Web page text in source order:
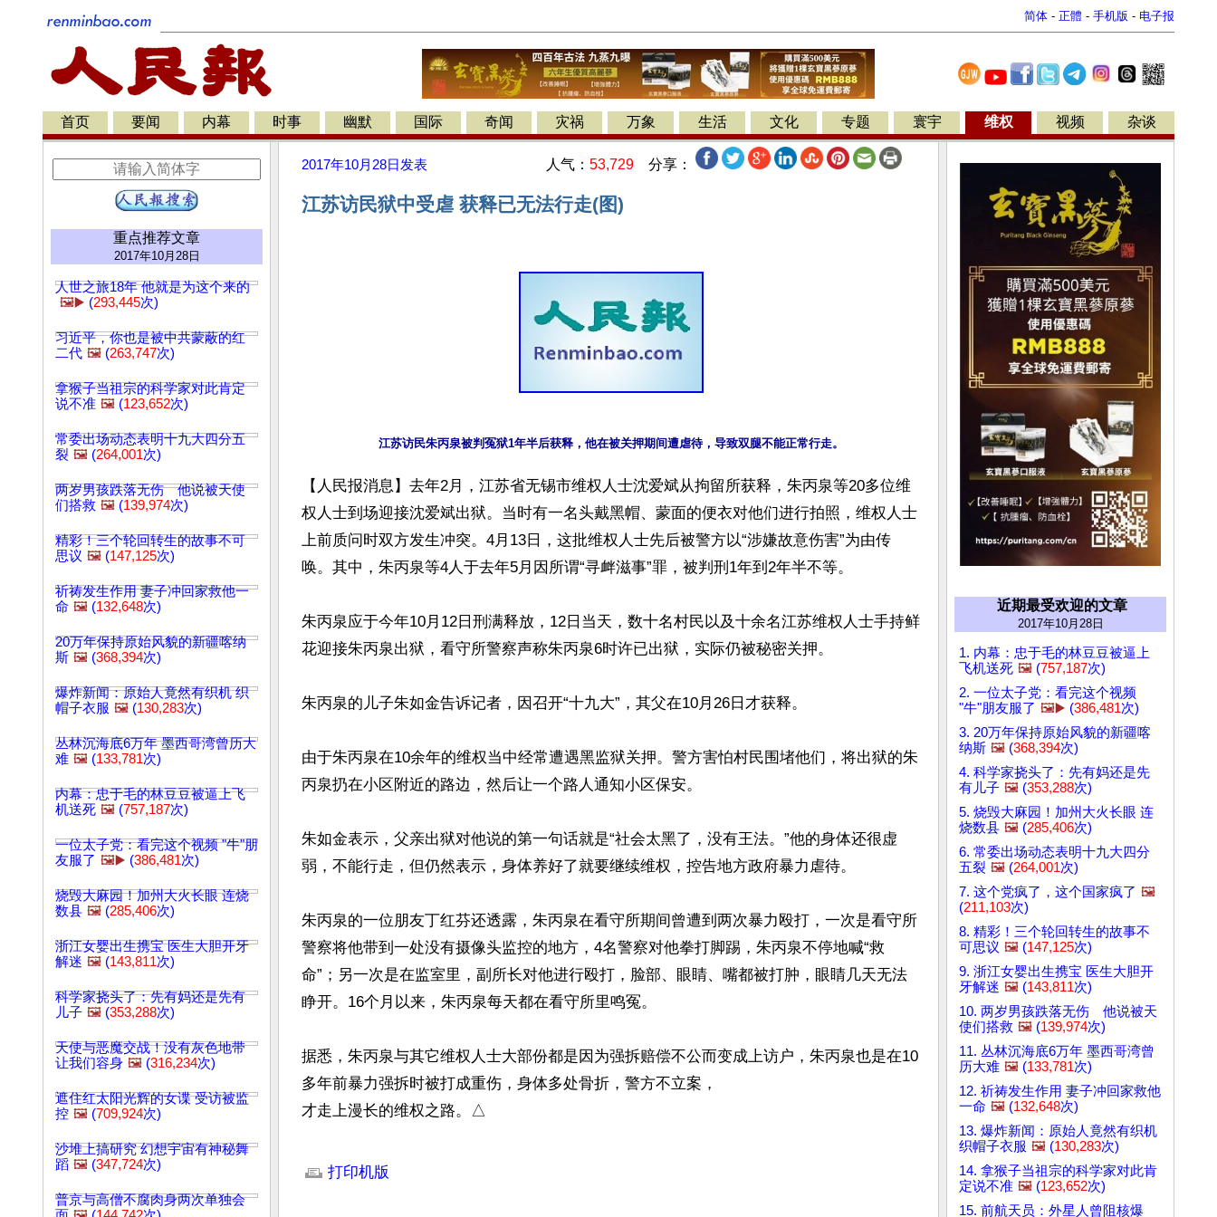
简体 - 正體 - 手机版 - 电子报
首页 要闻 内幕 时事 幽默 国际 奇闻 灾祸 万象 生活 文化 专题 寰宇 维权 视频 杂谈
重点推荐文章
2017年10月28日
人世之旅18年 他就是为这个来的
🖼️▶️ (293,445次)
习近平，你也是被中共蒙蔽的红
二代 🖼️ (263,747次)
拿猴子当祖宗的科学家对此肯定
说不准 🖼️ (123,652次)
常委出场动态表明十九大四分五
裂 🖼️ (264,001次)
两岁男孩跌落无伤 他说被天使
们搭救 🖼️ (139,974次)
精彩！三个轮回转生的故事不可
思议 🖼️ (147,125次)
祈祷发生作用 妻子冲回家救他一
命 🖼️ (132,648次)
20万年保持原始风貌的新疆喀纳
斯 🖼️ (368,394次)
爆炸新闻：原始人竟然有织机 织
帽子衣服 🖼️ (130,283次)
丛林沉海底6万年 墨西哥湾曾历大
难 🖼️ (133,781次)
内幕：忠于毛的林豆豆被逼上飞
机送死 🖼️ (757,187次)
一位太子党：看完这个视频 "牛"朋
友服了 🖼️▶️ (386,481次)
烧毁大麻园！加州大火长眼 连烧
数县 🖼️ (285,406次)
浙江女婴出生携宝 医生大胆开牙
解迷 🖼️ (143,811次)
科学家挠头了：先有妈还是先有
儿子 🖼️ (353,288次)
天使与恶魔交战！没有灰色地带
让我们容身 🖼️ (316,234次)
遮住红太阳光辉的女谍 受访被监
控 🖼️ (709,924次)
沙堆上搞研究 幻想宇宙有神秘舞
蹈 🖼️ (347,724次)
普京与高僧不腐肉身两次单独会
2017年10月28日 发表 人气： 53,729 分享：
江苏访民狱中受虐 获释已无法行走(图)
【人民报消息】去年2月，江苏省无锡市维权人士沈爱斌从拘留所获释，朱丙泉等20多位维
权人士到场迎接沈爱斌出狱。当时有一名头戴黑帽、蒙面的便衣对他们进行拍照，维权人士
上前质问时双方发生冲突。4月13日，这批维权人士先后被警方以“涉嫌故意伤害”为由传
唤。其中，朱丙泉等4人于去年5月因所谓“寻衅滋事”罪，被判刑1年到2年半不等。
朱丙泉应于今年10月12日刑满释放，12日当天，数十名村民以及十余名江苏维权人士手持鲜
花迎接朱丙泉出狱，看守所警察声称朱丙泉6时许已出狱，实际仍被秘密关押。
朱丙泉的儿子朱如金告诉记者，因召开“十九大”，其父在10月26日才获释。
由于朱丙泉在10余年的维权当中经常遭遇黑监狱关押。警方害怕村民围堵他们，将出狱的朱
丙泉扔在小区附近的路边，然后让一个路人通知小区保安。
朱如金表示，父亲出狱对他说的第一句话就是“社会太黑了，没有王法。”他的身体还很虚
弱，不能行走，但仍然表示，身体养好了就要继续维权，控告地方政府暴力虐待。
朱丙泉的一位朋友丁红芬还透露，朱丙泉在看守所期间曾遭到两次暴力殴打，一次是看守所
警察将他带到一处没有摄像头监控的地方，4名警察对他拳打脚踢，朱丙泉不停地喊“救
命”；另一次是在监室里，副所长对他进行殴打，脸部、眼睛、嘴都被打肿，眼睛几天无法
睁开。16个月以来，朱丙泉每天都在看守所里鸣冤。
据悉，朱丙泉与其它维权人士大部份都是因为强拆赔偿不公而变成上访户，朱丙泉也是在10
多年前暴力强拆时被打成重伤，身体多处骨折，警方不立案，
才走上漫长的维权之路。△
打印机版
近期最受欢迎的文章
2017年10月28日
1. 内幕：忠于毛的林豆豆被逼上
飞机送死 🖼️ (757,187次)
2. 一位太子党：看完这个视频
"牛"朋友服了 🖼️▶️ (386,481次)
3. 20万年保持原始风貌的新疆喀
纳斯 🖼️ (368,394次)
4. 科学家挠头了：先有妈还是先
有儿子 🖼️ (353,288次)
5. 烧毁大麻园！加州大火长眼 连
烧数县 🖼️ (285,406次)
6. 常委出场动态表明十九大四分
五裂 🖼️ (264,001次)
7. 这个党疯了，这个国家疯了 🖼️
(211,103次)
8. 精彩！三个轮回转生的故事不
可思议 🖼️ (147,125次)
9. 浙江女婴出生携宝 医生大胆开
牙解迷 🖼️ (143,811次)
10. 两岁男孩跌落无伤 他说被天
使们搭救 🖼️ (139,974次)
11. 丛林沉海底6万年 墨西哥湾曾
历大难 🖼️ (133,781次)
12. 祈祷发生作用 妻子冲回家救他
一命 🖼️ (132,648次)
13. 爆炸新闻：原始人竟然有织机
织帽子衣服 🖼️ (130,283次)
14. 拿猴子当祖宗的科学家对此肯
定说不准 🖼️ (123,652次)
15. 前航天员：外星人曾阻核爆